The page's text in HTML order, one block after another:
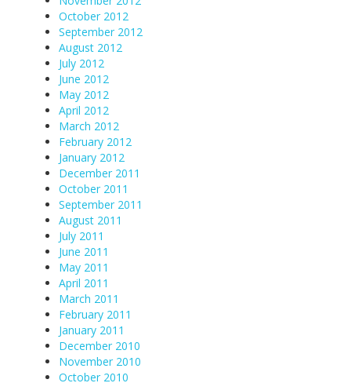
October 2012
September 2012
August 2012
July 2012
June 2012
May 2012
April 2012
March 2012
February 2012
January 2012
December 2011
October 2011
September 2011
August 2011
July 2011
June 2011
May 2011
April 2011
March 2011
February 2011
January 2011
December 2010
November 2010
October 2010